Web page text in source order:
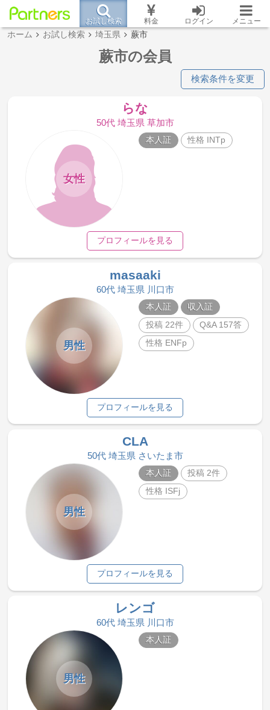
お試し検索 料金 ログイン メニュー
ホーム お試し検索 埼玉県 蕨市
蕨市の会員
検索条件を変更
らな
50代 埼玉県 草加市
女性
本人証 性格 INTp
プロフィールを見る
masaaki
60代 埼玉県 川口市
男性
本人証
収入証
投稿 22件
Q&A 157答
性格 ENFp
プロフィールを見る
CLA
50代 埼玉県 さいたま市
男性
本人証
投稿 2件
性格 ISFj
プロフィールを見る
レンゴ
60代 埼玉県 川口市
男性
本人証